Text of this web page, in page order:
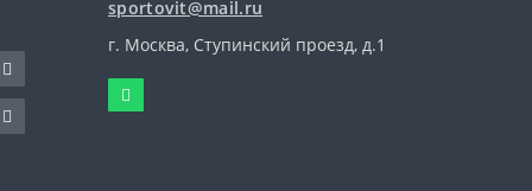
sportovit@mail.ru
г. Москва, Ступинский проезд, д.1